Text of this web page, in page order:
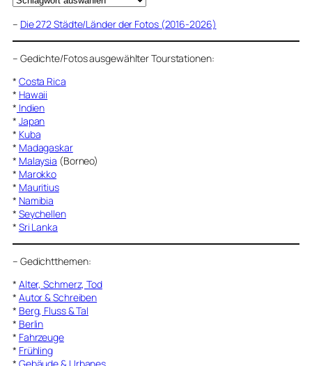
– Die 272 Städte/Länder der Fotos (2016-2026)
– Gedichte/Fotos ausgewählter Tourstationen:
* Costa Rica
* Hawaii
* Indien
* Japan
* Kuba
* Madagaskar
* Malaysia (Borneo)
* Marokko
* Mauritius
* Namibia
* Seychellen
* Sri Lanka
– Gedichtthemen:
* Alter, Schmerz, Tod
* Autor & Schreiben
* Berg, Fluss & Tal
* Berlin
* Fahrzeuge
* Frühling
* Gebäude & Urbanes